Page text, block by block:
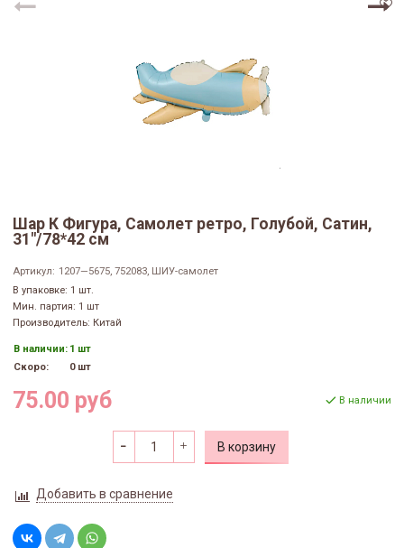
Шар К Фигура, Самолет ретро, Голубой, Сатин,
31"/78*42 см
Артикул: 1207—5675, 752083, ШИУ-самолет
В упаковке: 1 шт.
Мин. партия: 1 шт
Производитель: Китай
В наличии: 1 шт
Скоро:
0 шт
75.00 руб В наличии
В корзину
Добавить в сравнение